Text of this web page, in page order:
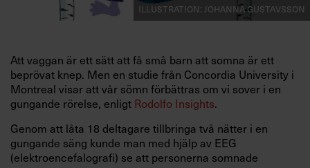
Illustration: Johanna Gustavsson
Att vaggan är ett sätt att få små barn att somna är ett
beprövat knep. Men en studie från Concordia University i
Montreal visaratt vår sömn förbättras om vi sover i en
gungande rörelse, enligt Rodolfo Insights.
Genom att låta 18 deltagare tillbringa två nätter i en
gungande säng kunde man med hjälp av EEG
(elektroencefalografi) se att personerna somnade